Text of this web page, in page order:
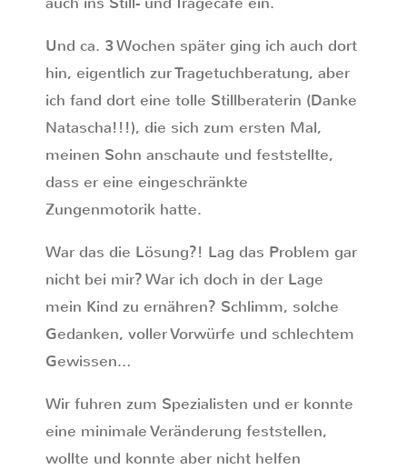
Und ca. 3 Wochen später ging ich auch dort
hin, eigentlich zur Tragetuchberatung, aber
ich fand dort eine tolle Stillberaterin (Danke
Natascha!!!), die sich zum ersten Mal,
meinen Sohn anschaute und feststellte,
dass er eine eingeschränkte
Zungenmotorik hatte.
War das die Lösung?! Lag das Problem gar
nicht bei mir? War ich doch in der Lage
mein Kind zu ernähren? Schlimm, solche
Gedanken, voller Vorwürfe und schlechtem
Gewissen…
Wir fuhren zum Spezialisten und er konnte
eine minimale Veränderung feststellen,
wollte und konnte aber nicht helfen